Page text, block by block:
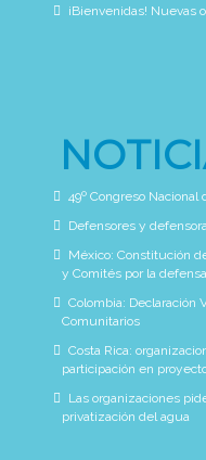
¡Bienvenidas! Nuevas
49º Congreso
Defensores y
México: Constitución
y Comités por la
Colombia: Declaración
Comunitarios
Costa Rica:
participación en
Las organizaciones
privatización del agua